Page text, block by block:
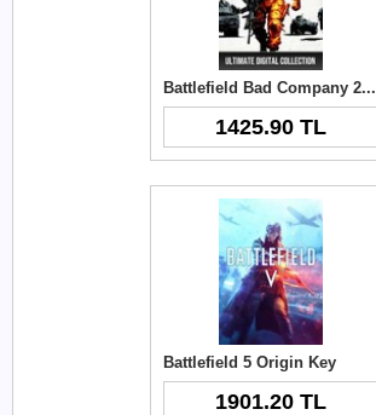
Battlefield Bad Company 2 Ultimate Digital Collection Origin Key
1425.90 TL
Battlefield 5 Origin Key
1901.20 TL